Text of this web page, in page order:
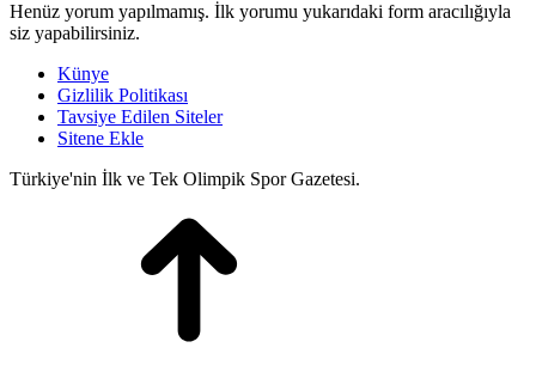
Henüz yorum yapılmamış. İlk yorumu yukarıdaki form aracılığıyla
siz yapabilirsiniz.
Künye
Gizlilik Politikası
Tavsiye Edilen Siteler
Sitene Ekle
Türkiye'nin İlk ve Tek Olimpik Spor Gazetesi.